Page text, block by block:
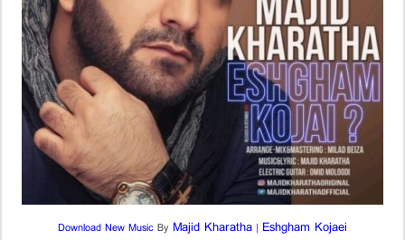
Download New MusicBy Majid Kharatha | Eshgham Kojaei